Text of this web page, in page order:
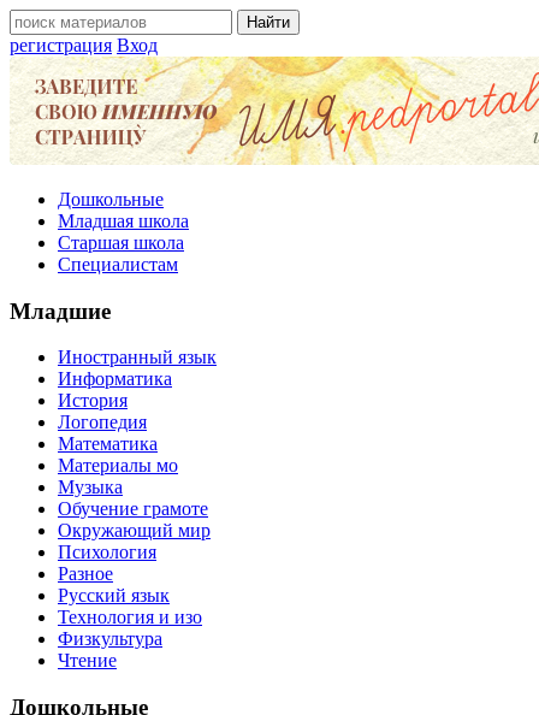
регистрация Вход
Дошкольные
Младшая школа
Старшая школа
Специалистам
Младшие
Иностранный язык
Информатика
История
Логопедия
Математика
Материалы мо
Музыка
Обучение грамоте
Окружающий мир
Психология
Разное
Русский язык
Технология и изо
Физкультура
Чтение
Дошкольные